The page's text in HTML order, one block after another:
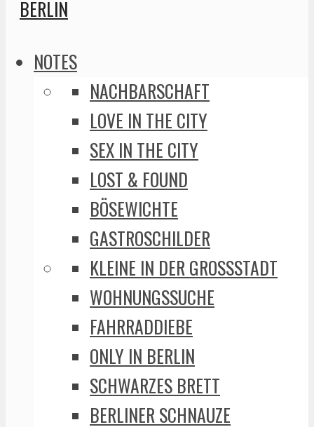
NOTES
NACHBARSCHAFT
LOVE IN THE CITY
SEX IN THE CITY
LOST & FOUND
BÖSEWICHTE
GASTROSCHILDER
KLEINE IN DER GROSSSTADT
WOHNUNGSSUCHE
FAHRRADDIEBE
ONLY IN BERLIN
SCHWARZES BRETT
BERLINER SCHNAUZE